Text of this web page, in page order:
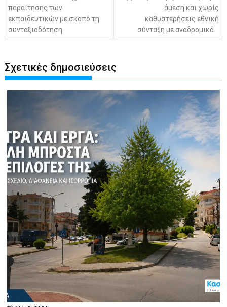
παραίτησης των
εκπαιδευτικών με σκοπό τη
συνταξιοδότηση
άμεση και χωρίς
καθυστερήσεις εθνική
σύνταξη με αναδρομικά
Σχετικές δημοσιεύσεις